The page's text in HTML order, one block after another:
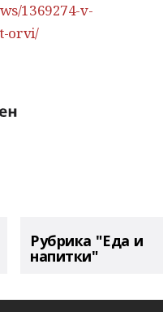
1369274-v-
orvi/
Рубрика "Еда и
напитки"